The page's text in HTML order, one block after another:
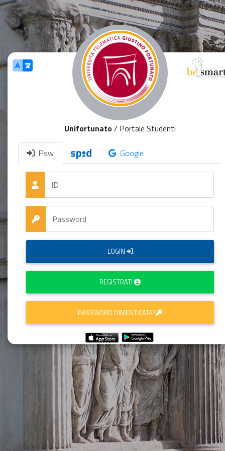
Salta al contenuto principale
Unifortunato/ Portale Studenti
Psw Google
LOGIN
REGISTRATI
PASSWORD DIMENTICATA?